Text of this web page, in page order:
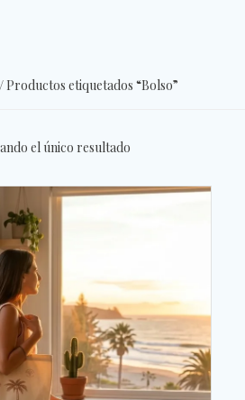
/ Productos etiquetados “Bolso”
el único resultado